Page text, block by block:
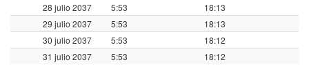
28 julio 2037
5:53
18:13
29 julio 2037
5:53
18:13
30 julio 2037
5:53
18:12
31 julio 2037
5:53 18:12